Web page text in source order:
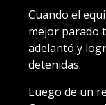
Cuando el
mejor parado
adelantó y
detenidas.
Luego de un